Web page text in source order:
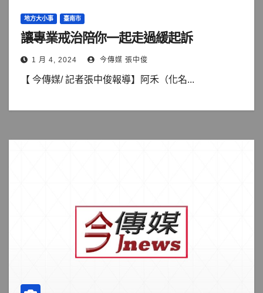
地方大小事 臺南市
讓專業戒治陪你一起走過緩起訴
1 月 4, 2024 今傳媒 張中俊
【 今傳媒/ 記者張中俊報導】阿禾（化名...